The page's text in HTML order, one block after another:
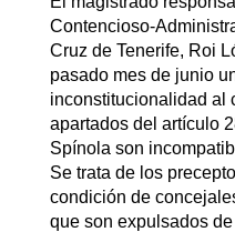
Contencioso-
Cruz de Tenerife, Roi
pasado mes de junio
inconstitucionalidad al
apartados del artículo
Spínola son
Se trata de los
condición de
que son expulsados